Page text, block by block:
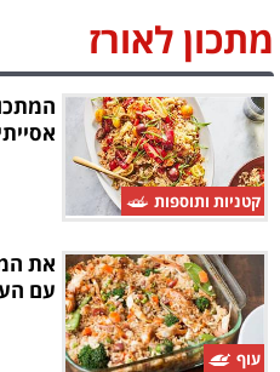
מתכון לאורז
קטניות ותוספות
עוף
את
עם